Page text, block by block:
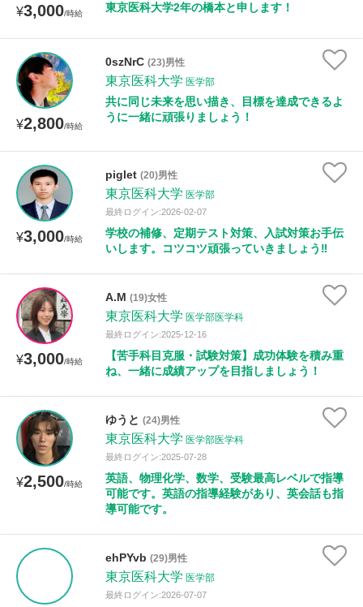
¥3,000/時給 東京医科大学2年の橋本と申します！
¥2,800/時給
0szNrC (23)男性
東京医科大学 医学部
共に同じ未来を思い描き、目標を達成できるよ
うに一緒に頑張りましょう！
¥3,000/時給
piglet (20)男性
東京医科大学 医学部
最終ログイン:2026-02-07
学校の補修、定期テスト対策、入試対策お手伝
いします。コツコツ頑張っていきましょう‼
¥3,000/時給
A.M (19)女性
東京医科大学 医学部医学科
最終ログイン:2025-12-16
【苦手科目克服・試験対策】成功体験を積み重
ね、一緒に成績アップを目指しましょう！
¥2,500/時給
ゆうと (24)男性
東京医科大学 医学部医学科
最終ログイン:2025-07-28
英語、物理化学、数学、受験最高レベルで指導
可能です。英語の指導経験があり、英会話も指
導可能です。
ehPYvb (29)男性
東京医科大学 医学部
最終ログイン:2026-07-07
月曜日
土曜日
所属大学
年齢：18-101歳
性別